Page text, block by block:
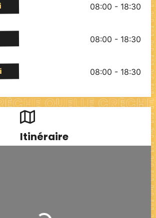
08:00 - 18:30
08:00 - 18:30
08:00 - 18:30
Itinéraire